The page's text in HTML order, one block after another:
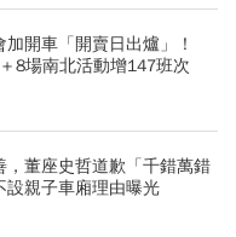
開車「開賣日出爐」！
8場南北活動增147班次
董座史哲道歉「千錯萬錯
設親子車廂理由曝光